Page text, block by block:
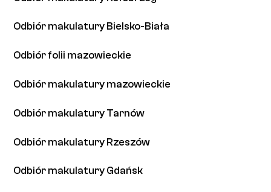
Odbiór makulatury Bielsko-Biała
Odbiór folii mazowieckie
Odbiór makulatury mazowieckie
Odbiór makulatury Tarnów
Odbiór makulatury Rzeszów
Odbiór makulatury Gdańsk